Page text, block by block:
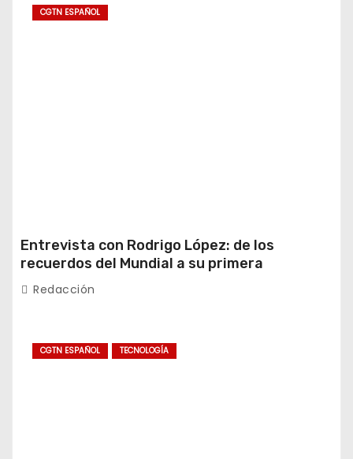
CGTN ESPAÑOL
Entrevista con Rodrigo López: de los
recuerdos del Mundial a su primera
experiencia en China
Redacción
CGTN ESPAÑOL TECNOLOGÍA